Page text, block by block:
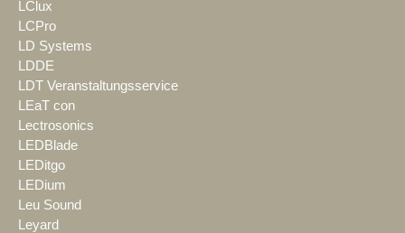
LClux
LCPro
LD Systems
LDDE
LDT Veranstaltungsservice
LEaT con
Lectrosonics
LEDBlade
LEDitgo
LEDium
Leu Sound
Leyard